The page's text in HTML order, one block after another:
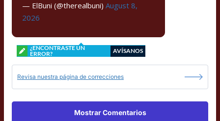
— ElBuni (@therealbuni) August 8,
2026
¿ENCONTRASTE UN
ERROR?
AVÍSANOS
Revisa nuestra página de correcciones
Mostrar Comentarios